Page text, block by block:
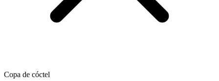
Copa de cóctel